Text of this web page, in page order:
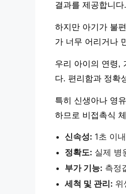
결과를 제공합니
하지만 아기가 불
가 너무 어리거나
우리 아이의 연령,
다. 편리함과 정확
특히 신생아나 영
하므로 비접촉식
신속성: 1초 이
정확도: 실제 병
부가 기능: 측정
세척 및 관리: 위